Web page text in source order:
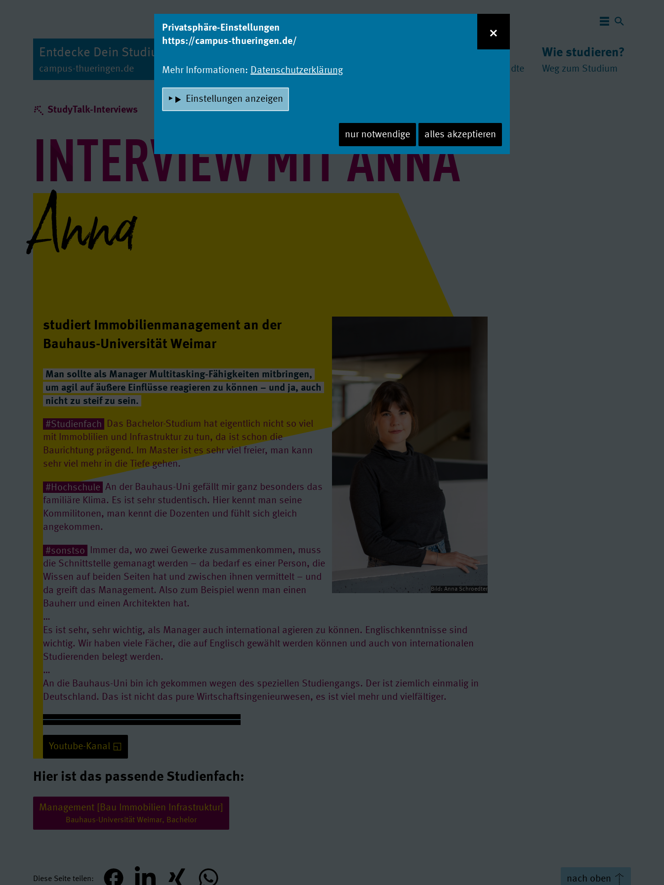
Navigation
Entdecke Dein Studium!
campus-thueringen.de Studienangebot
Wo studieren?
Städte
Wie studieren?
Weg zum Studium
StudyTalk-Interviews
INTERVIEW MIT ANNA
Anna
Bild: Anna Schroedter
studiert Immo­bilien­manage­ment an der
Bauhaus-Universität Weimar
Man sollte als Manager Multitasking-Fähigkeiten mitbringen,
um agil auf äußere Einflüsse reagieren zu können – und ja, auch
nicht zu steif zu sein.
#Studienfach
Das Bachelor-Studium hat eigentlich nicht so viel
mit Immoblilien und Infrastruktur zu tun, da ist schon die
Baurichtung prägend. Im Master ist es sehr viel freier, man kann
sehr viel mehr in die Tiefe gehen.
#Hochschule An der Bauhaus-Uni gefällt mir ganz besonders das
familiäre Klima. Es ist sehr studentisch. Hier kennt man seine
Kommilitonen, man kennt die Dozenten und fühlt sich gleich
angekommen.
#sonstso
Immer da, wo zwei Gewerke zusammen­kommen, muss
die Schnittstelle gemanagt werden – da bedarf es einer Person, die
Wissen auf beiden Seiten hat und zwischen ihnen vermittelt – und
da greift das Management. Also zum Beispiel wenn man einen
Bauherr und einen Architekten hat.
…
Es ist sehr, sehr wichtig, als Manager auch international agieren zu können. Englischkenntnisse sind
wichtig. Wir haben viele Fächer, die auf Englisch gewählt werden können und auch von internationalen
Studierenden belegt werden.
…
An die Bauhaus-Uni bin ich gekommen wegen des speziellen Studiengangs. Der ist ziemlich einmalig in
Deutschland. Das ist nicht das pure Wirtschaftsingenieurwesen, es ist viel mehr und vielfältiger.
Bauhaus-Uni Weimar
Youtube/ Video: erlauben
Quelle:www.youtube-nocookie.com
Youtube-Kanal
Hier ist das passende Studienfach:
Management [Bau Immobilien Infrastruktur]
Bauhaus-Universität Weimar, Bachelor
Diese Seite teilen teilen mitteilen teilen teilen nach oben
Privatsphäre-Einstellungen
https://campus-thueringen.de/
×
Mehr Informationen: Datenschutzerklärung
Einstellungen anzeigen
nur notwendige alles akzeptieren